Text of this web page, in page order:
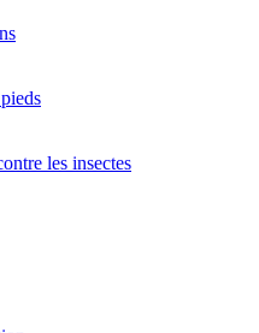
les insectes